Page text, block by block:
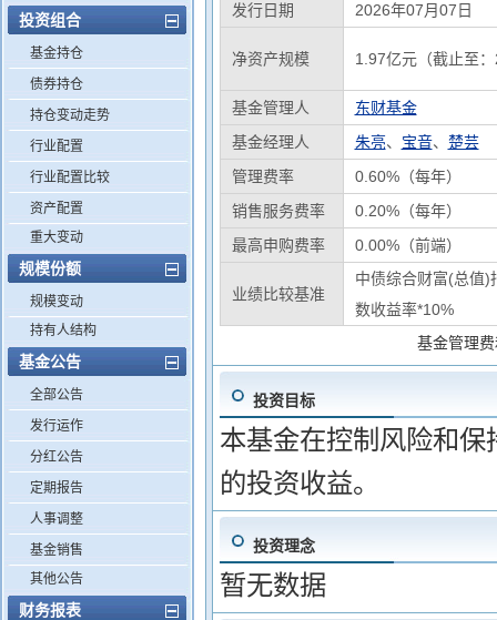
投资组合
基金持仓
债券持仓
持仓变动走势
行业配置
行业配置比较
资产配置
重大变动
规模份额
规模变动
持有人结构
基金公告
全部公告
发行运作
分红公告
定期报告
人事调整
基金销售
其他公告
财务报表
发行日期
2026年07月07日
净资产规模 1.97亿元（截止至
基金管理人
东财基金
基金经理人
朱亮、 宝音、 楚芸
管理费率
0.60%（每年）
销售服务费率
0.20%（每年）
最高申购费率
0.00%（前端）
业绩比较基准
中债综合财富(总值)
数收益率*10%
基金管理
投资目标
本基金在控制风险和
的投资收益。
投资理念
暂无数据